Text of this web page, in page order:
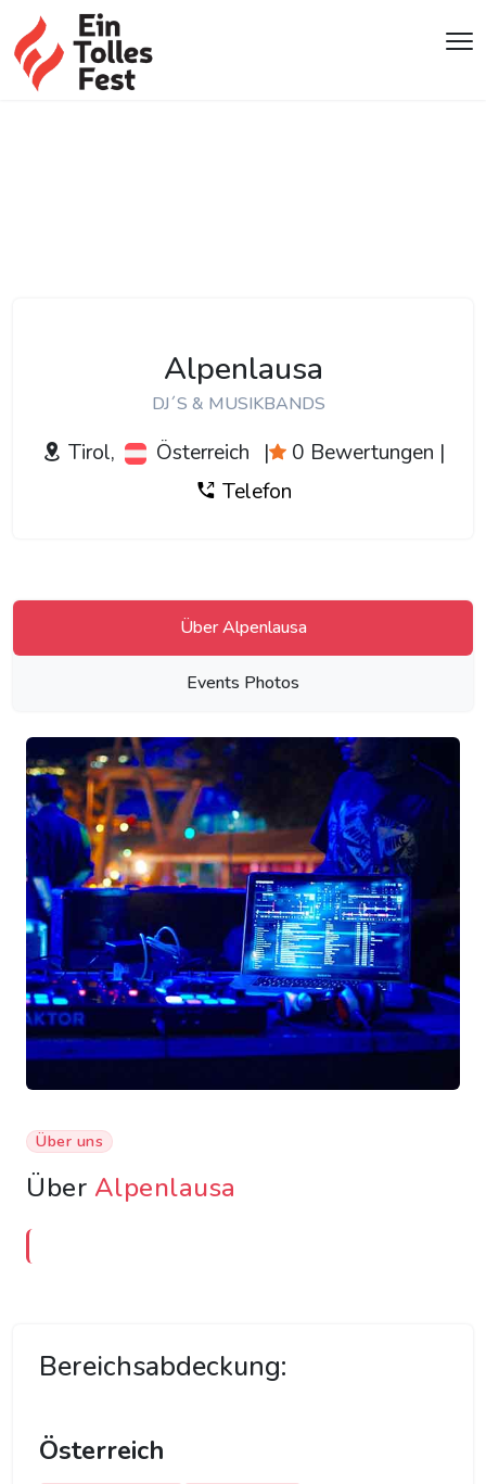
Alpenlausa
DJ´S & MUSIKBANDS
Tirol, Österreich | 0 Bewertungen |
Telefon
Über Alpenlausa
Events Photos
Über uns
Über Alpenlausa
Bereichsabdeckung:
Österreich